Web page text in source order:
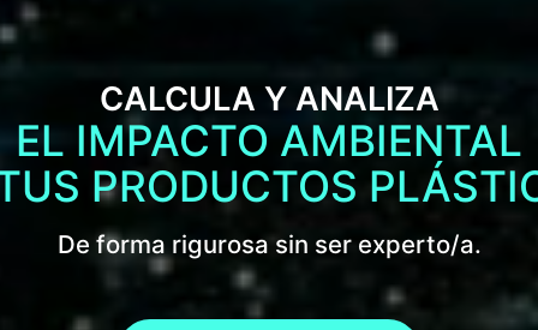
CALCULA Y ANALIZA
EL IMPACTO AMBIENTAL
PRODUCTOS
De forma rigurosa sin ser experto/a.